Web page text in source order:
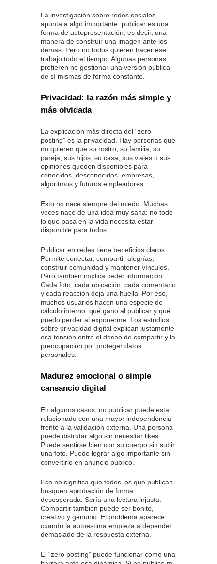
La investigación sobre redes sociales
apunta a algo importante: publicar es una
forma de autopresentación, es decir, una
manera de construir una imagen ante los
demás. Pero no todos quieren hacer ese
trabajo todo el tiempo. Algunas personas
prefieren no gestionar una versión pública
de sí mismas de forma constante.
Privacidad: la razón más simple y
más olvidada
La explicación más directa del “zero
posting” es la privacidad. Hay personas que
no quieren que su rostro, su familia, su
pareja, sus hijos, su casa, sus viajes o sus
opiniones queden disponibles para
conocidos, desconocidos, empresas,
algoritmos y futuros empleadores.
Esto no nace siempre del miedo. Muchas
veces nace de una idea muy sana: no todo
lo que pasa en la vida necesita estar
disponible para todos.
Publicar en redes tiene beneficios claros.
Permite conectar, compartir alegrías,
construir comunidad y mantener vínculos.
Pero también implica ceder información.
Cada foto, cada ubicación, cada comentario
y cada reacción deja una huella. Por eso,
muchos usuarios hacen una especie de
cálculo interno: qué gano al publicar y qué
puedo perder al exponerme. Los estudios
sobre privacidad digital explican justamente
esa tensión entre el deseo de compartir y la
preocupación por proteger datos
personales.
Madurez emocional o simple
cansancio digital
En algunos casos, no publicar puede estar
relacionado con una mayor independencia
frente a la validación externa. Una persona
puede disfrutar algo sin necesitar likes.
Puede sentirse bien con su cuerpo sin subir
una foto. Puede lograr algo importante sin
convertirlo en anuncio público.
Eso no significa que todos los que publican
busquen aprobación de forma
desesperada. Sería una lectura injusta.
Compartir también puede ser bonito,
creativo y genuino. El problema aparece
cuando la autoestima empieza a depender
demasiado de la respuesta externa.
El “zero posting” puede funcionar como una